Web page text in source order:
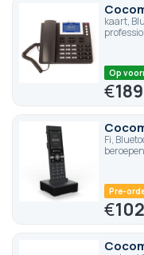
kaart,
Op
€
Fi,
Pre-
€